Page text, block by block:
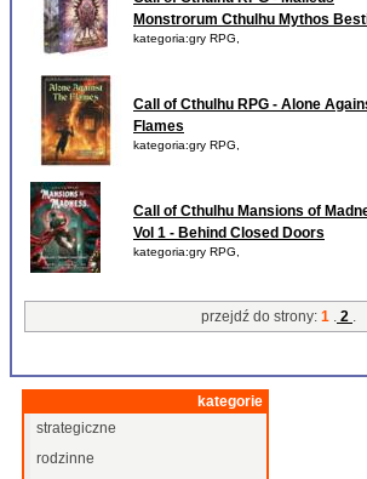
Monstrorum Cthulhu Mythos
kategoria:gry RPG,
Call of Cthulhu RPG - Alone
Flames
kategoria:gry RPG,
Call of Cthulhu Mansions of
Vol 1 - Behind Closed Doors
kategoria:gry RPG,
przejdź do strony: 1 . 2 .
kategorie
strategiczne
rodzinne